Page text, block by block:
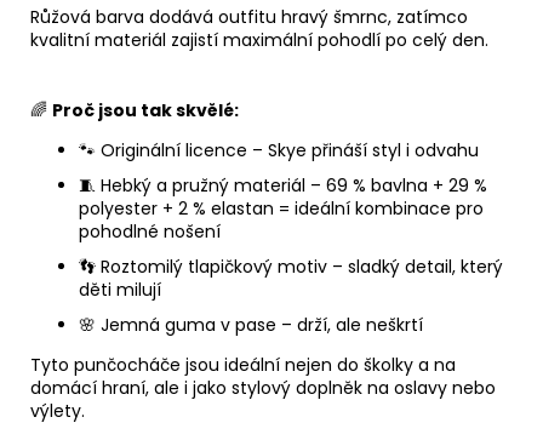
Růžová barva dodává outfitu hravý šmrnc, zatímco
kvalitní materiál zajistí maximální pohodlí po celý den.
🌈 Proč jsou tak skvělé:
🐾 Originální licence – Skye přináší styl i odvahu
🧵 Hebký a pružný materiál – 69 % bavlna + 29 %
polyester + 2 % elastan = ideální kombinace pro
pohodlné nošení
👣 Roztomilý tlapičkový motiv – sladký detail, který
děti milují
🌸 Jemná guma v pase – drží, ale neškrtí
Tyto punčocháče jsou ideální nejen do školky a na
domácí hraní, ale i jako stylový doplněk na oslavy nebo
výlety.